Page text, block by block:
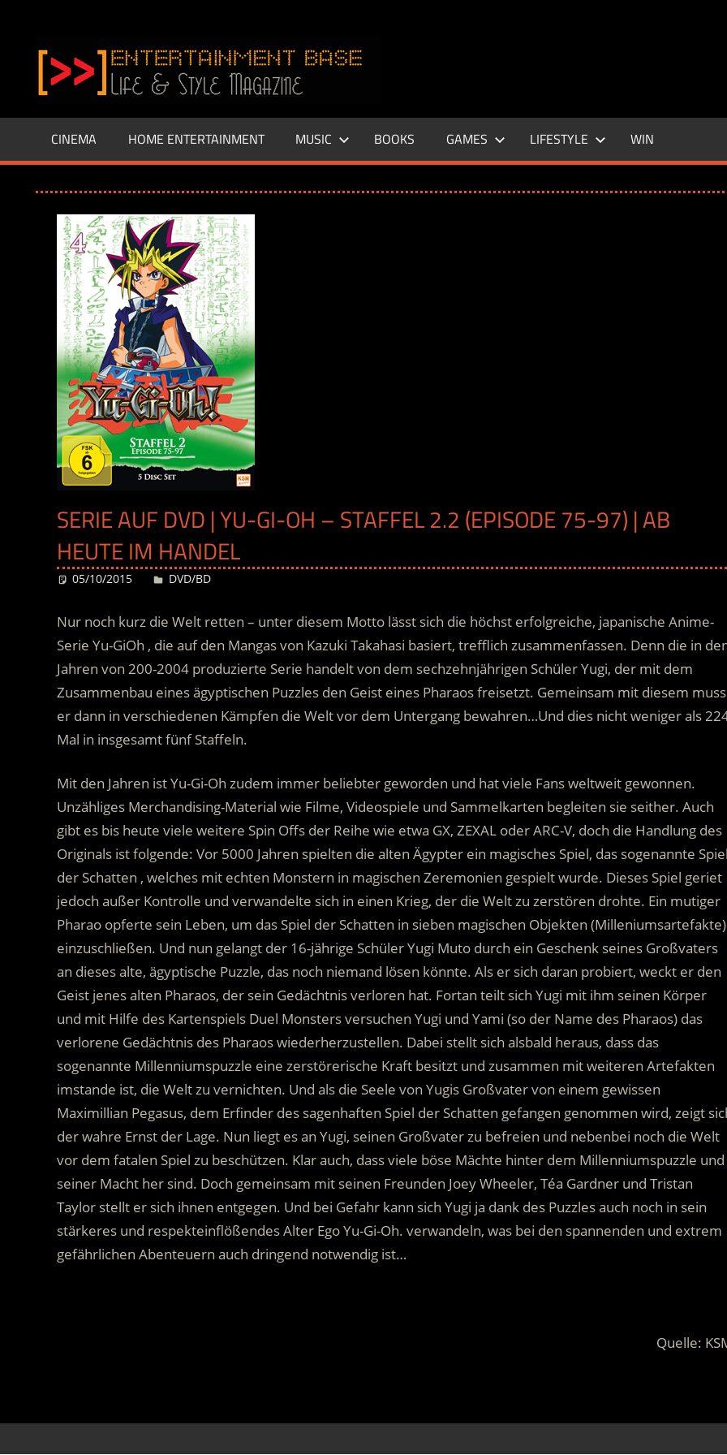
springen
–
LIFE
Base.de
CINEMA HOME ENTERTAINMENT MUSIC BOOKS GAMES LIFESTYLE WIN
SERIE AUF DVD | YU-GI-OH – STAFFEL 2.2 (EPISODE 75-97) | AB
HEUTE IM HANDEL
05/10/2015 Desiree
DVD/BD
Nur noch kurz die Welt retten – unter diesem Motto lässt sich die höchst erfolgreiche, japanische Anime-
Serie Yu-GiOh , die auf den Mangas von Kazuki Takahasi basiert, trefflich zusammenfassen. Denn die in
Jahren von 200-2004 produzierte Serie handelt von dem sechzehnjährigen Schüler Yugi, der mit dem
Zusammenbau eines ägyptischen Puzzles den Geist eines Pharaos freisetzt. Gemeinsam mit diesem muss
er dann in verschiedenen Kämpfen die Welt vor dem Untergang bewahren…Und dies nicht weniger als
Mal in insgesamt fünf Staffeln.
Mit den Jahren ist Yu-Gi-Oh zudem immer beliebter geworden und hat viele Fans weltweit gewonnen.
Unzähliges Merchandising-Material wie Filme, Videospiele und Sammelkarten begleiten sie seither. Auch
gibt es bis heute viele weitere Spin Offs der Reihe wie etwa GX, ZEXAL oder ARC-V, doch die Handlung des
Originals ist folgende: Vor 5000 Jahren spielten die alten Ägypter ein magisches Spiel, das sogenannte
der Schatten , welches mit echten Monstern in magischen Zeremonien gespielt wurde. Dieses Spiel geriet
jedoch außer Kontrolle und verwandelte sich in einen Krieg, der die Welt zu zerstören drohte. Ein mutiger
Pharao opferte sein Leben, um das Spiel der Schatten in sieben magischen Objekten (Milleniumsartefakte)
einzuschließen. Und nun gelangt der 16-jährige Schüler Yugi Muto durch ein Geschenk seines Großvaters
an dieses alte, ägyptische Puzzle, das noch niemand lösen könnte. Als er sich daran probiert, weckt er den
Geist jenes alten Pharaos, der sein Gedächtnis verloren hat. Fortan teilt sich Yugi mit ihm seinen Körper
und mit Hilfe des Kartenspiels Duel Monsters versuchen Yugi und Yami (so der Name des Pharaos) das
verlorene Gedächtnis des Pharaos wiederherzustellen. Dabei stellt sich alsbald heraus, dass das
sogenannte Millenniumspuzzle eine zerstörerische Kraft besitzt und zusammen mit weiteren Artefakten
imstande ist, die Welt zu vernichten. Und als die Seele von Yugis Großvater von einem gewissen
Maximillian Pegasus, dem Erfinder des sagenhaften Spiel der Schatten gefangen genommen wird, zeigt
der wahre Ernst der Lage. Nun liegt es an Yugi, seinen Großvater zu befreien und nebenbei noch die Welt
vor dem fatalen Spiel zu beschützen. Klar auch, dass viele böse Mächte hinter dem Millenniumspuzzle und
seiner Macht her sind. Doch gemeinsam mit seinen Freunden Joey Wheeler, Téa Gardner und Tristan
Taylor stellt er sich ihnen entgegen. Und bei Gefahr kann sich Yugi ja dank des Puzzles auch noch in sein
stärkeres und respekteinflößendes Alter Ego Yu-Gi-Oh. verwandeln, was bei den spannenden und extrem
gefährlichen Abenteuern auch dringend notwendig ist…
Quelle: